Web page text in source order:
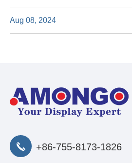
Aug 08, 2024
+86-755-8173-1826